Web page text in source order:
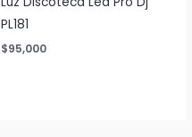
PL181
$95,000